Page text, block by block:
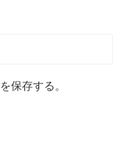
保存する。